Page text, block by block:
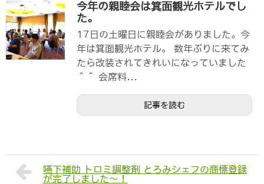
今年の親睦会は箕面観光ホテルでし
た。
17日の土曜日に親睦会がありました。今
年は箕面観光ホテル。 数年ぶりに来てみ
たら改装されてきれいになっていました
＾＾ 会席料...
記事を読む
嚥下補助 トロミ調整剤 とろみシェフの商標登録
が完了しました～！